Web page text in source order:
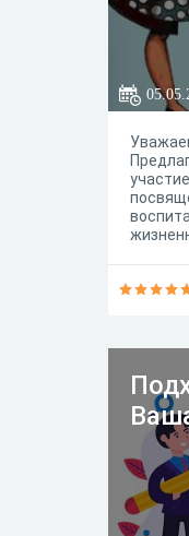
до 50
время.